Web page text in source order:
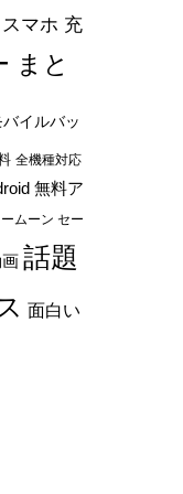
スマホ 充
まと
バイルバッ
全機種対応
無料ア
ムーン セー
話題
面白い